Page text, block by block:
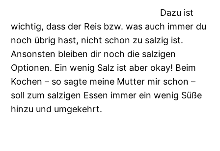
Dazu ist
wichtig, dass der Reis bzw. was auch immer du
noch übrig hast, nicht schon zu salzig ist.
Ansonsten bleiben dir noch die salzigen
Optionen. Ein wenig Salz ist aber okay! Beim
Kochen – so sagte meine Mutter mir schon –
soll zum salzigen Essen immer ein wenig Süße
hinzu und umgekehrt.